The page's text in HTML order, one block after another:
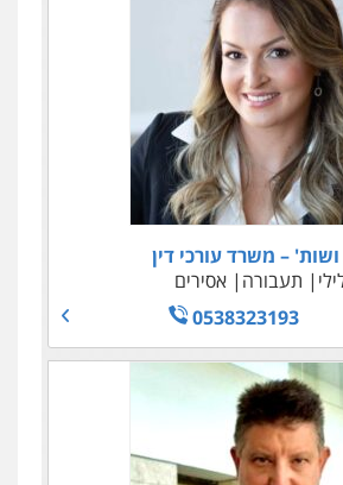
ושות' – משרד עורכי דין
תעבורה
אסירים
0538323193